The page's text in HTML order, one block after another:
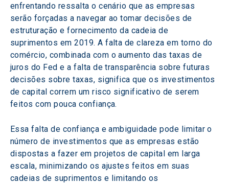
enfrentando ressalta o cenário que as empresas
serão forçadas a navegar ao tomar decisões de
estruturação e fornecimento da cadeia de
suprimentos em 2019. A falta de clareza em torno do
comércio, combinada com o aumento das taxas de
juros do Fed e a falta de transparência sobre futuras
decisões sobre taxas, significa que os investimentos
de capital correm um risco significativo de serem
feitos com pouca confiança.
Essa falta de confiança e ambiguidade pode limitar o
número de investimentos que as empresas estão
dispostas a fazer em projetos de capital em larga
escala, minimizando os ajustes feitos em suas
cadeias de suprimentos e limitando os